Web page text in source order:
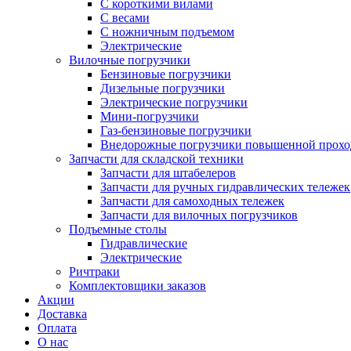
С короткими вилами
С весами
С ножничным подъемом
Электрические
Вилочные погрузчики
Бензиновые погрузчики
Дизельные погрузчики
Электрические погрузчики
Мини-погрузчики
Газ-бензиновые погрузчики
Внедорожные погрузчики повышенной
Запчасти для складской техники
Запчасти для штабелеров
Запчасти для ручных гидравлических тележек
Запчасти для самоходных тележек
Запчасти для вилочных погрузчиков
Подъемные столы
Гидравлические
Электрические
Ричтраки
Комплектовщики заказов
Акции
Доставка
Оплата
О нас